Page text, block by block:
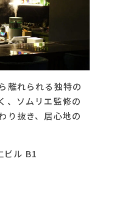
離れられる独特の
、ソムリエ監修の
り抜き、居心地の
ビル B1